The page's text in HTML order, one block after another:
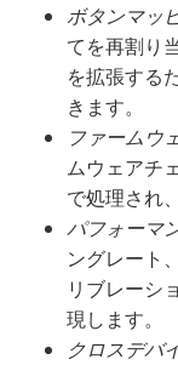
ボタンマッ
てを再割り
を拡張する
きます。
ファームウ
ムウェアチ
で処理され
パフォーマ
ングレート
リブレーシ
現します。
クロスデバ